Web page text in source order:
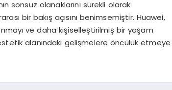
sonsuz olanaklarını sürekli olarak
bir bakış açısını benimsemiştir. Huawei,
ve daha kişiselleştirilmiş bir yaşam
alanındaki gelişmelere öncülük etmeye